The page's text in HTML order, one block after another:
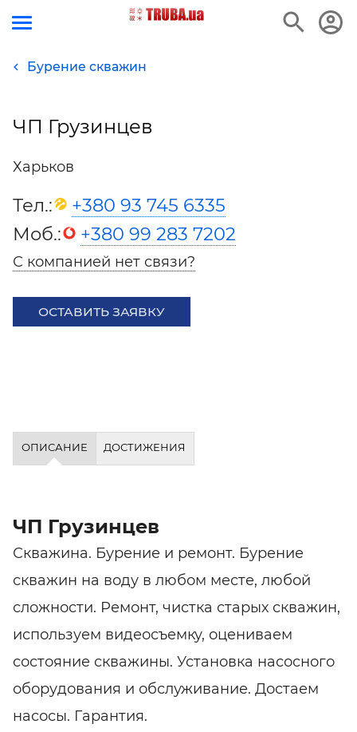
Бурение скважин
ЧП Грузинцев
Харьков
Тел.:
+380 93 745 6335
Моб.:
+380 99 283 7202
С компанией нет связи?
ОСТАВИТЬ ЗАЯВКУ
ОПИСАНИЕ ДОСТИЖЕНИЯ
ЧП Грузинцев
Скважина. Бурение и ремонт. Бурение
скважин на воду в любом месте, любой
сложности. Ремонт, чистка старых скважин,
используем видеосъемку, оцениваем
состояние скважины. Установка насосного
оборудования и обслуживание. Достаем
насосы. Гарантия.